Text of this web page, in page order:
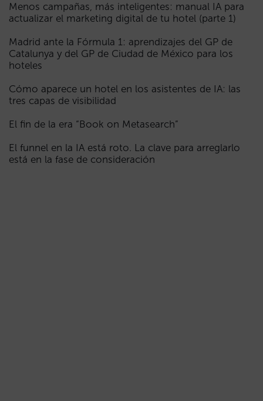
Menos campañas, más inteligentes: manual IA para
actualizar el marketing digital de tu hotel (parte 1)
Madrid ante la Fórmula 1: aprendizajes del GP de
Catalunya y del GP de Ciudad de México para los
hoteles
Cómo aparece un hotel en los asistentes de IA: las
tres capas de visibilidad
El fin de la era “Book on Metasearch”
El funnel en la IA está roto. La clave para arreglarlo
está en la fase de consideración